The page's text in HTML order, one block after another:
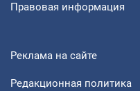
Правовая информация
Реклама на сайте
Редакционная политика